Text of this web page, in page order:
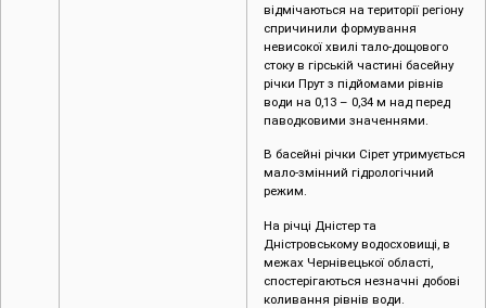
відмічаються на території регіону
спричинили формування
невисокої хвилі тало-дощового
стоку в гірській частині басейну
річки Прут з підйомами рівнів
води на 0,13 – 0,34 м над перед
паводковими значеннями.
В басейні річки Сірет утримується
мало-змінний гідрологічний
режим.
На річці Дністер та
Дністровському водосховищі, в
межах Чернівецької області,
спостерігаються незначні добові
коливання рівнів води.